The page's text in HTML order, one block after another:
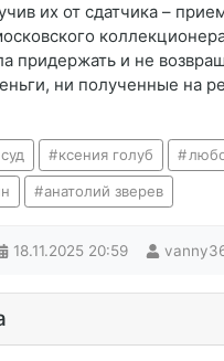
их от сдатчика –
придержать и не
ни полученные на
ксения голуб
анатолий зверев
18.11.2025 20:59